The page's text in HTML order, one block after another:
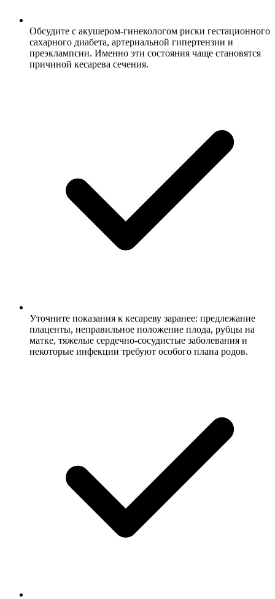
Обсудите с акушером-гинекологом риски гестационного
сахарного диабета, артериальной гипертензии и
преэклампсии. Именно эти состояния чаще становятся
причиной кесарева сечения.
Уточните показания к кесареву заранее: предлежание
плаценты, неправильное положение плода, рубцы на
матке, тяжелые сердечно-сосудистые заболевания и
некоторые инфекции требуют особого плана родов.